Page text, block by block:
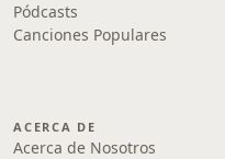
Pódcasts
Canciones Populares
ACERCA DE
Acerca de Nosotros